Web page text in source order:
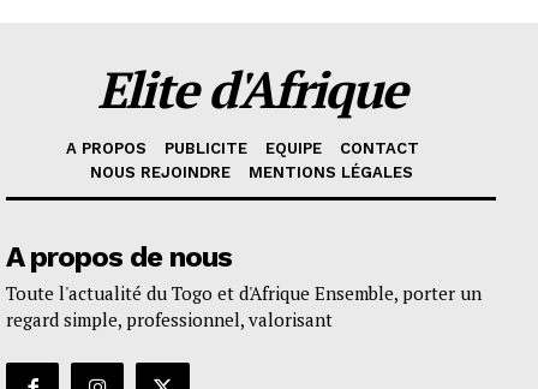
Elite d'Afrique
A PROPOS PUBLICITE EQUIPE
CONTACT
NOUS REJOINDRE
MENTIONS LÉGALES
A propos de nous
Toute l'actualité du Togo et d'Afrique Ensemble, porter un
regard simple, professionnel, valorisant